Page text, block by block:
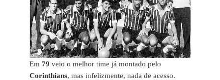
Em 79 veio o melhor time já montado pelo
Corinthians, mas infelizmente, nada de acesso.